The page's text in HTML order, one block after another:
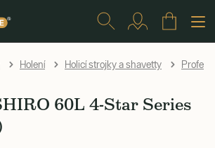
Holení Holicí strojky a shavetty
60L 4-Star Series